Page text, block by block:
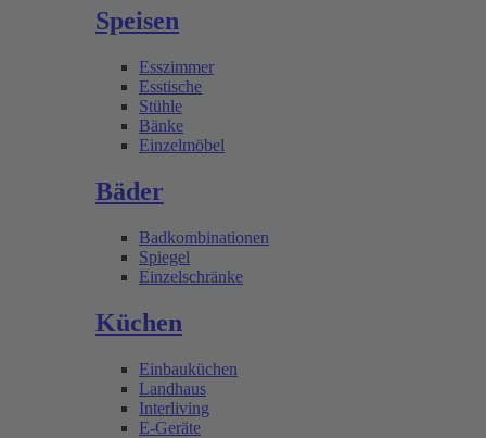
Speisen
Esszimmer
Esstische
Stühle
Bänke
Einzelmöbel
Bäder
Badkombinationen
Spiegel
Einzelschränke
Küchen
Einbauküchen
Landhaus
Interliving
E-Geräte